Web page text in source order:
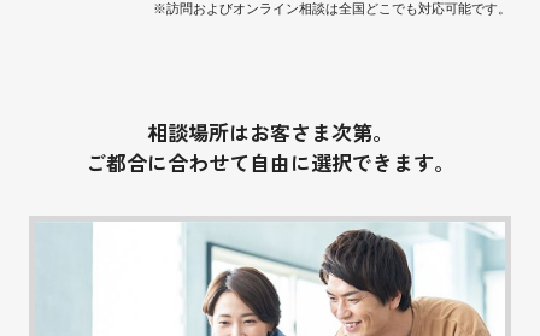
※訪問およびオンライン相談は全国どこでも対応可能です。
相談場所はお客さま次第。
ご都合に合わせて自由に選択できます。